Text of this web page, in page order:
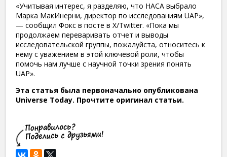
«Учитывая интерес, я разделяю, что НАСА выбрало
Марка МакИнерни, директор по исследованиям UAP»,
— сообщил Фокс в посте в X/Twitter. «Пока мы
продолжаем переваривать отчет и выводы
исследовательской группы, пожалуйста, относитесь к
нему с уважением в этой ключевой роли, чтобы
помочь нам лучше с научной точки зрения понять
UAP».
Эта статья была первоначально опубликована
Universe Today. Прочтите оригинал статьи.